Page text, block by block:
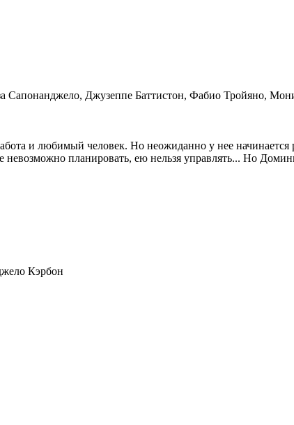
Сапонанджело, Джузеппе Баттистон, Фабио Тройяно,
и любимый человек. Но неожиданно у нее
планировать, ею нельзя управлять... Но
Кэрбон